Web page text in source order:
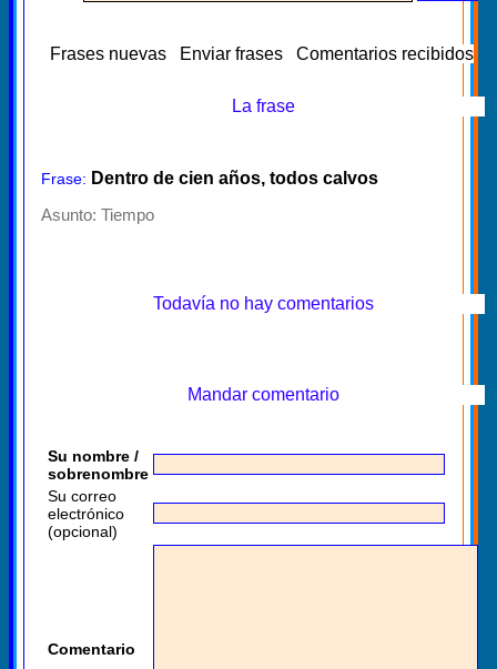
Frases nuevas Enviar frases Comentarios recibidos
La frase
Frase: Dentro de cien años, todos calvos
Asunto: Tiempo
Todavía no hay comentarios
Mandar comentario
Su nombre /
sobrenombre
Su correo
electrónico
(opcional)
Comentario